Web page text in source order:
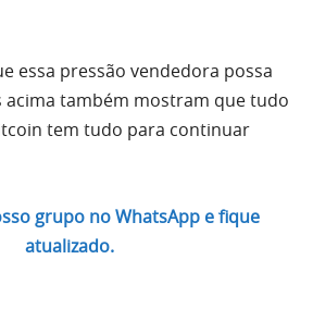
essa pressão vendedora possa
acima também mostram que tudo
tem tudo para continuar
grupo no WhatsApp e fique
atualizado.